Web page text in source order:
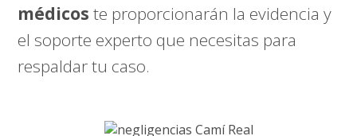
médicos te proporcionarán la evidencia y
el soporte experto que necesitas para
respaldar tu caso.